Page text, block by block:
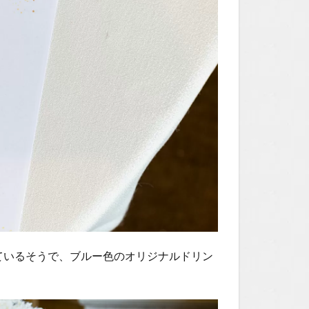
るそうで、ブルー色のオリジナルドリン